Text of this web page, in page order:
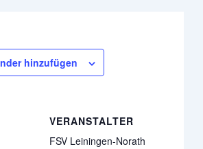
hinzufügen
VERANSTALTER
FSV Leiningen-Norath